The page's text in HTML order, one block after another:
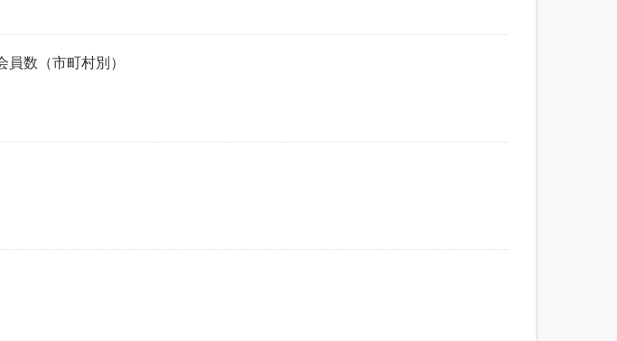
数（市町村別）